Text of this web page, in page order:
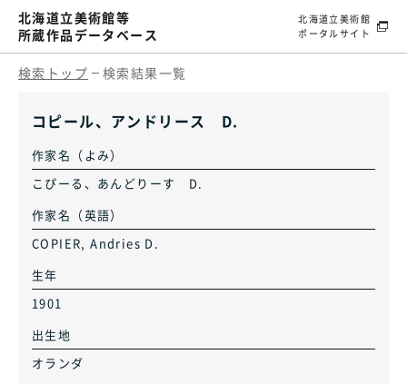
北海道立美術館等
所蔵作品データベース
北海道立美術館
ポータルサイト
検索トップ 検索結果一覧
コピール、アンドリース D.
作家名（よみ）
こぴーる、あんどりーす D.
作家名（英語）
COPIER, Andries D.
生年
1901
出生地
オランダ